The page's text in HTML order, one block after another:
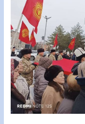
Республикасынын
Мамлекеттик
туу
күнү.